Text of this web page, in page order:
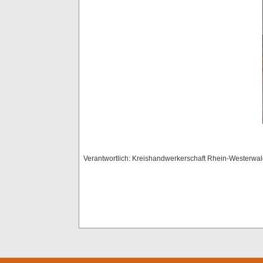
Verantwortlich: Kreishandwerkerschaft Rhein-